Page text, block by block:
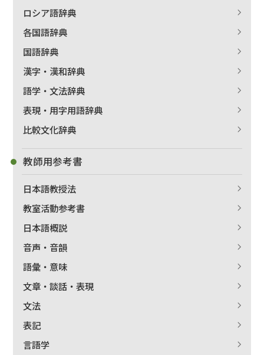
ロシア語辞典
各国語辞典
国語辞典
漢字・漢和辞典
語学・文法辞典
表現・用字用語辞典
比較文化辞典
教師用参考書
日本語教授法
教室活動参考書
日本語概説
音声・音韻
語彙・意味
文章・談話・表現
文法
表記
言語学